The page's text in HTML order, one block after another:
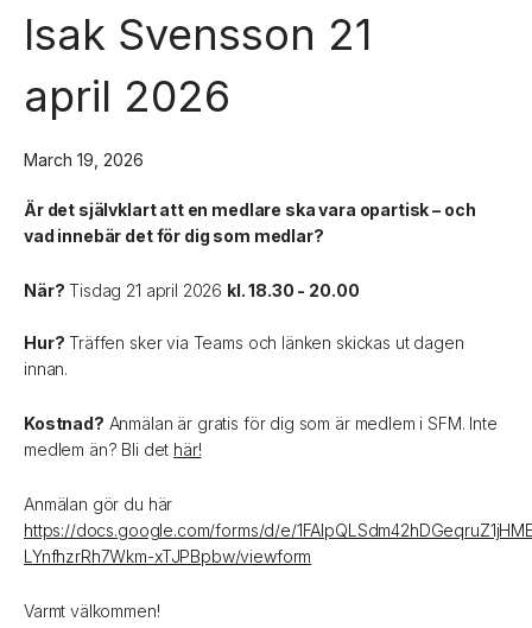
Isak Svensson 21
april 2026
March 19, 2026
Är det självklart att en medlare ska vara opartisk – och
vad innebär det för dig som medlar?
När? Tisdag 21 april 2026 kl. 18.30 - 20.00
Hur? Träffen sker via Teams och länken skickas ut dagen
innan.
Kostnad? Anmälan är gratis för dig som är medlem i SFM. Inte
medlem än? Bli det här!
Anmälan gör du här
https://docs.google.com/forms/d/e/
LYnfhzrRh7Wkm-xTJPBpbw/viewform
Varmt välkommen!